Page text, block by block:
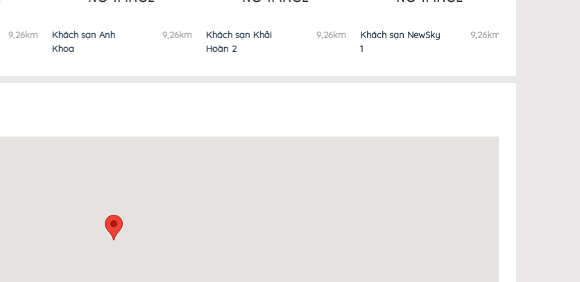
9,26km
Khách sạn Anh
Khoa
9,26km
Khách sạn Khải
Hoàn 2
9,26km
Khách sạn NewSky
9,26km